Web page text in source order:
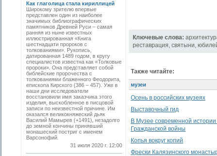
Как глаголица стала кириллицей
Широкому зрителю впервые
представлен один из наиболее
значимых библиографических
памятников Древней Руси – самая
ранняя из ныне известных
иллюстрированная «Книга
шестнадцати пророков с
толкованиями». Рукопись,
датированная 1489 годом, в кругу
специалистов известна как «Толковые
пророки». Она представляет собой
библейские пророчества с
толкованиями блаженного Феодорита,
епископа Кирского (386 – 457). Уже в
наши дни исследователи
восстановили имя заказчика этого
изделия, выскобленное в писцовой
записи по неизвестной причине. Им
оказался великокняжеский дьяк
Василий Мамырев (+1491), незадолго
до земной кончины принявший
монашеский постриг с именем
Варсонофий.
31 июля 2020 г. 12:00
Ключевые слова:
реставрация, святыни,
Также читайте:
музеи
Осень в российских музеях
Выставочный гид
В Музее современной
Гражданской войны
Копья вокруг копий
Фрески Калязинского